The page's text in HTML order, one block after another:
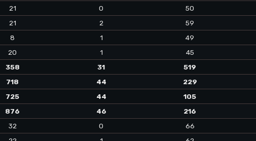
21 0 50
21 2 59
8 1 49
20 1 45
358 31 519
718 44 229
725 44 105
876 46 216
32 0 66